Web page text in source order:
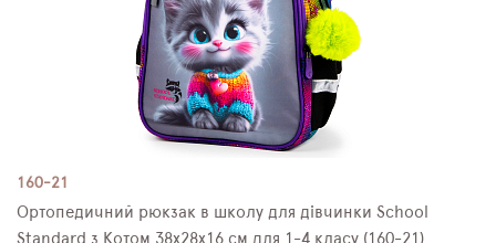
160-21
Ортопедичний рюкзак в школу для дівчинки School
Standard з Котом 38х28х16 см для 1-4 класу (160-21)